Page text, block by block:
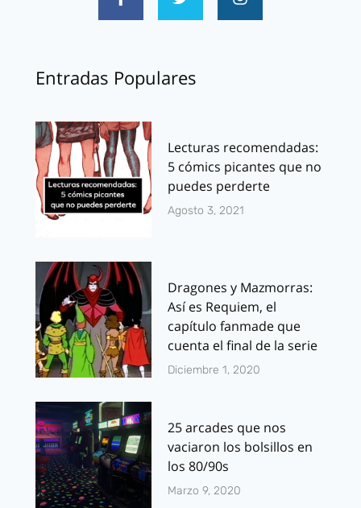
Entradas Populares
Lecturas recomendadas:
5 cómics picantes que no
puedes perderte
Agosto 3, 2021
Dragones y Mazmorras:
Así es Requiem, el
capítulo fanmade que
cuenta el final de la serie
Diciembre 1, 2020
25 arcades que nos
vaciaron los bolsillos en
los 80/90s
Marzo 9, 2020